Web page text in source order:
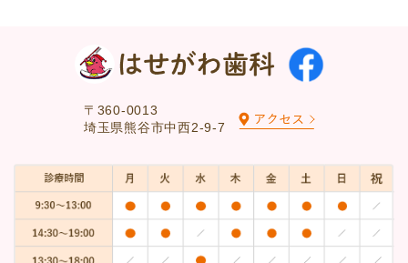
〒360-0013
埼玉県熊谷市中西2-9-7